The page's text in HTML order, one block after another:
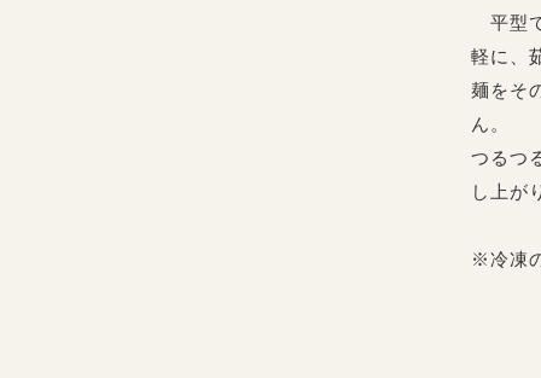
平型
軽に、
麺をそ
ん。
つるつ
し上が
※冷凍